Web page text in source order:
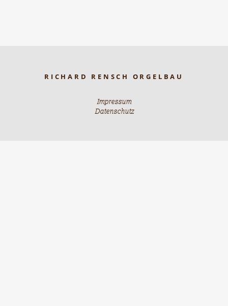
RICHARD RENSCH ORGELBAU
Impressum
Datenschutz